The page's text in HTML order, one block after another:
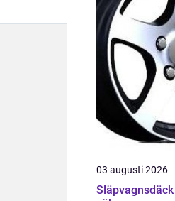
03 augusti 2026
Släpvagnsdäck trygg last,